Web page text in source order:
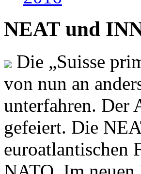
NEAT und
Die „Suisse
von nun an
unterfahren. Der
gefeiert. Die
euroatlantischen